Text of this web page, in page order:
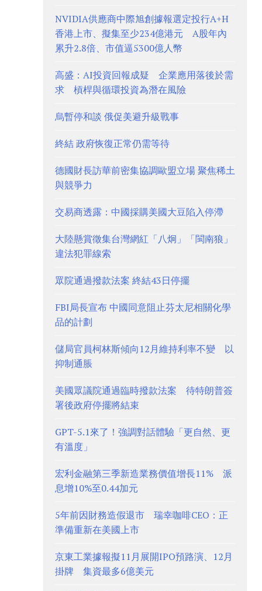
NVIDIA供應商中際旭創據報選定投行A+H
香港上市、擬集至少234億港元 A股年內
累升2.8倍、市值逼5300億人幣
高盛：AI投資回報成疑 企業應用落後於需
求 槓桿與循環投資為潛在風險
烏暫停和談 俄促美避升級戰事
終結 政府恢復正常仍需等待
德國財長訪華前密集協調歐盟立場 聚焦稀土
與競爭力
交易商透露：中國採購美國大豆陷入停滯
大陸懸賞徵集台灣網紅「八炯」「閩南狼」
違法犯罪線索
眾院通過撥款法案 終結43日停擺
FBI局長宣布 中國同意阻止芬太尼相關化學
品的計劃
儲局官員柯林斯傾向12月維持利率不變 以
抑制通脹
美國眾議院通過臨時撥款法案 待特朗普簽
署後政府停擺將結束
GPT-5.1來了！強調對話體驗「更自然、更
有溫度」
宏利金融第三季新造業務價值增長11% 派
息增10%至0.44加元
5年前因財務造假退市 瑞幸咖啡CEO：正
準備重新在美國上市
京東工業據報擬11月展開IPO預路演、12月
掛牌 集資最多6億美元